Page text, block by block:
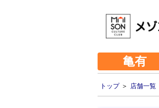
亀有
トップ＞ 店舗一覧